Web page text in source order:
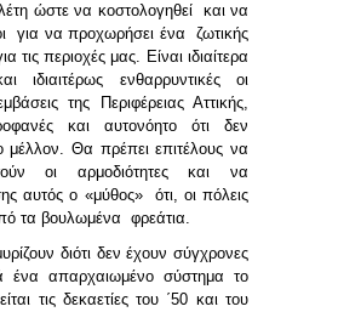
ώστε να κοστολογηθεί και να
για να προχωρήσει ένα ζωτικής
τις περιοχές μας. Είναι ιδιαίτερα
ιδιαιτέρως ενθαρρυντικές οι
της Περιφέρειας Αττικής,
και αυτονόητο ότι δεν
μέλλον. Θα πρέπει επιτέλους να
οι αρμοδιότητες και να
αυτός ο «μύθος» ότι, οι πόλεις
τα βουλωμένα φρεάτια.
διότι δεν έχουν σύγχρονες
ένα απαρχαιωμένο σύστημα το
τις δεκαετίες του ΄50 και του